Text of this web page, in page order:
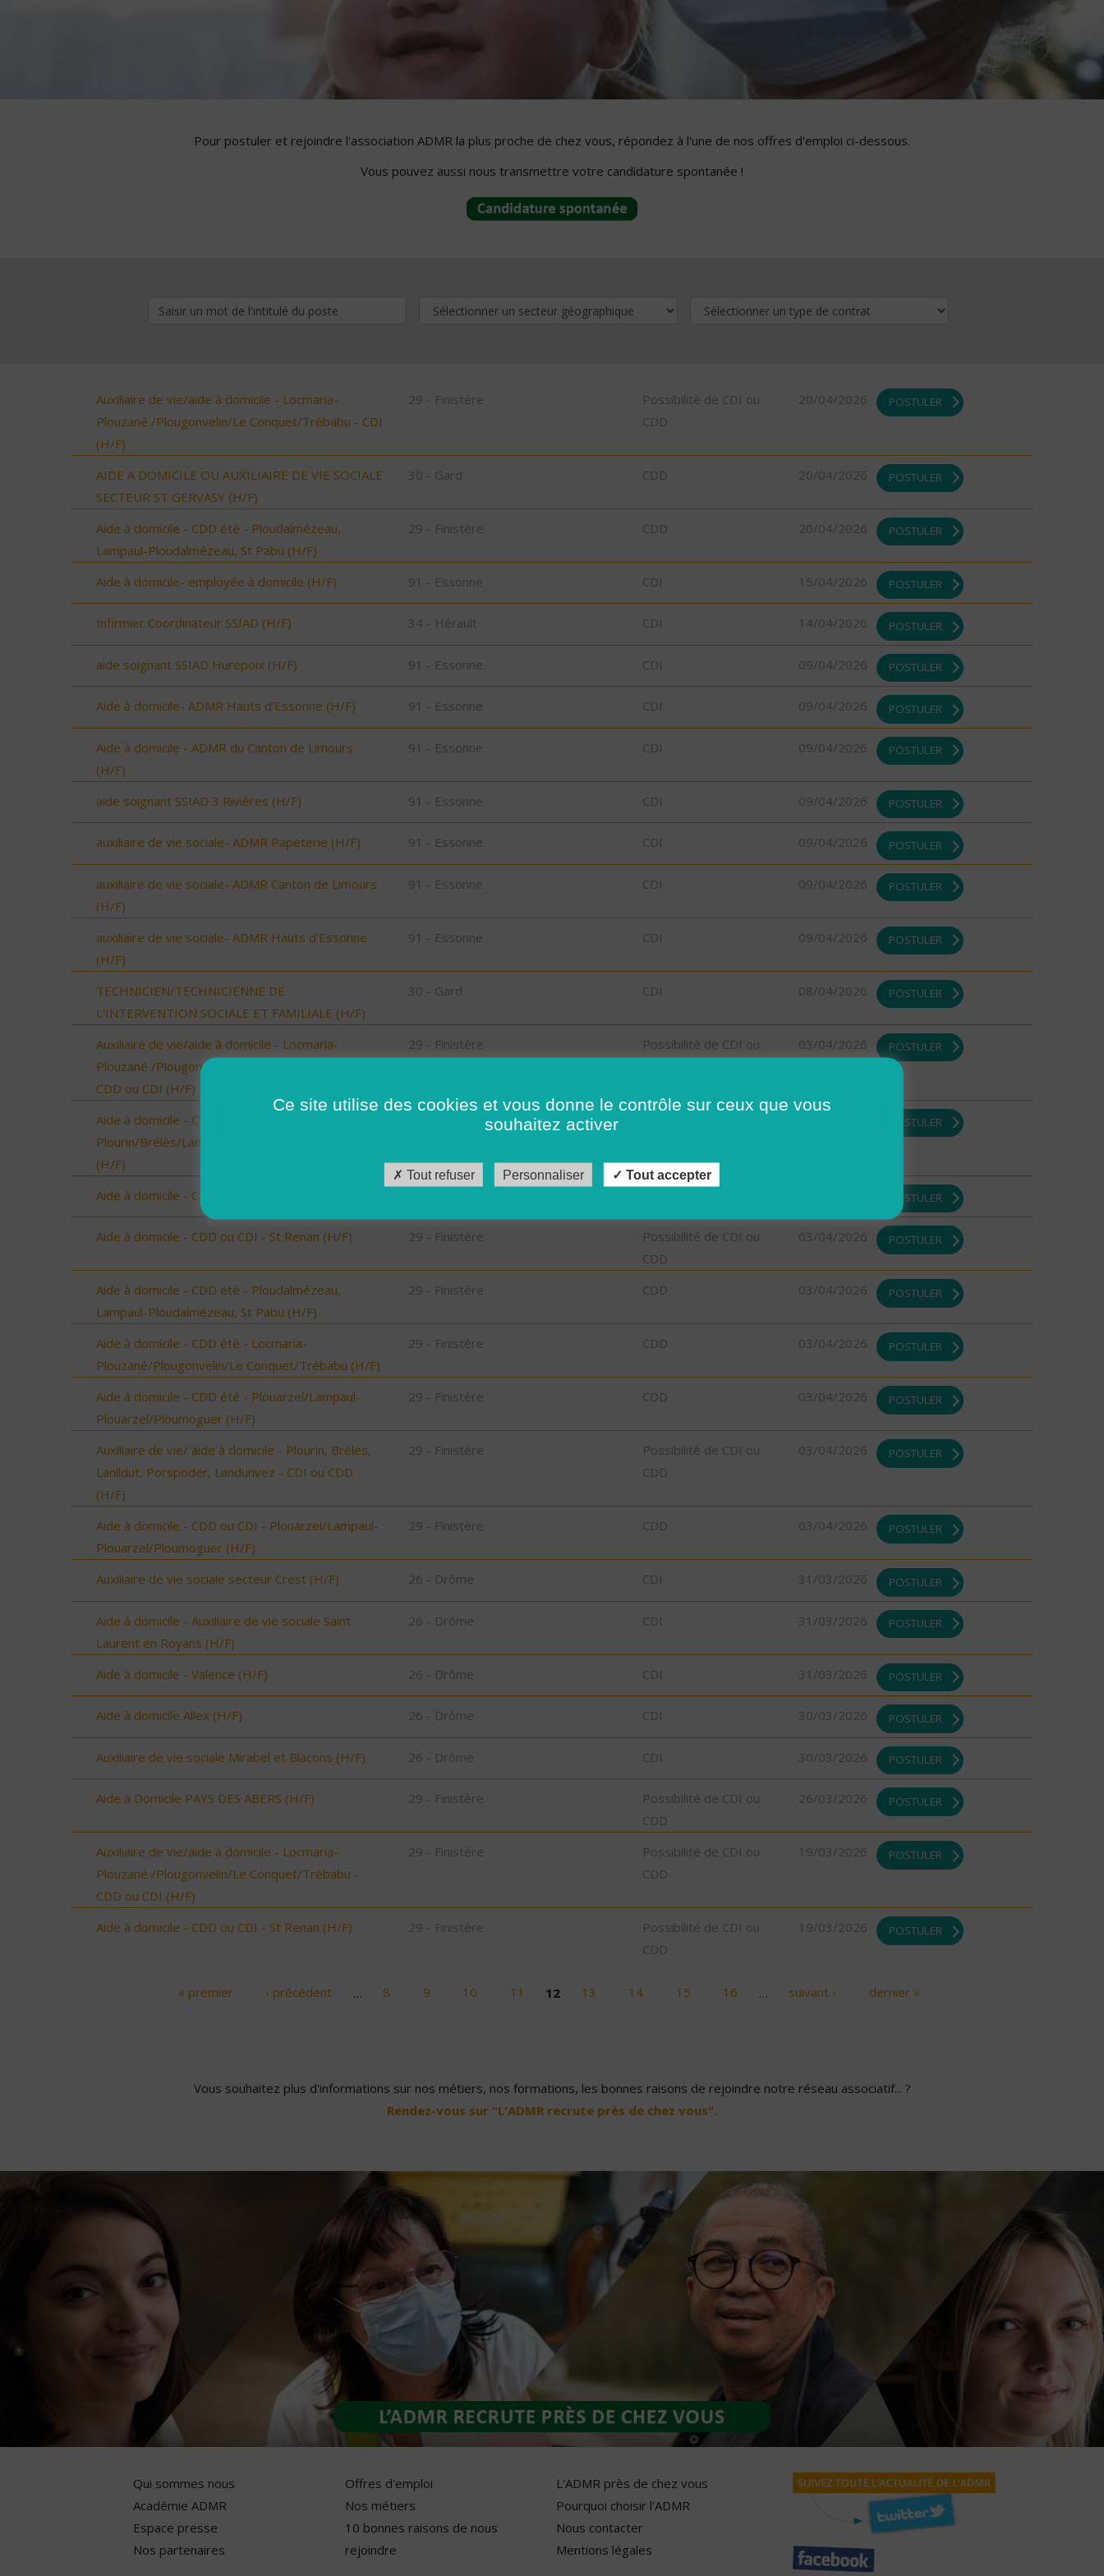
Pour postuler et rejoindre l'association ADMR la plus proche de chez vous, répondez à l'une de nos offres d'emploi ci-dessous.
Vous pouvez aussi nous transmettre votre candidature spontanée !
Auxiliaire de vie/aide à domicile - Locmaria-
Plouzané /Plougonvelin/Le Conquet/Trébabu - CDI
(H/F)
29 - Finistère
Possibilité de CDI ou
CDD
20/04/2026 POSTULER
AIDE A DOMICILE OU AUXILIAIRE DE VIE SOCIALE
SECTEUR ST GERVASY (H/F)
30 - Gard CDD 20/04/2026 POSTULER
Aide à domicile - CDD été - Ploudalmézeau,
Lampaul-Ploudalmézeau, St Pabu (H/F)
29 - Finistère CDD 20/04/2026 POSTULER
Aide à domicile- employée à domicile (H/F) 91 - Essonne CDI 15/04/2026 POSTULER
Infirmier Coordinateur SSIAD (H/F) 34 - Hérault CDI 14/04/2026 POSTULER
aide soignant SSIAD Hurepoix (H/F) 91 - Essonne CDI 09/04/2026 POSTULER
Aide à domicile- ADMR Hauts d'Essonne (H/F) 91 - Essonne CDI 09/04/2026 POSTULER
Aide à domicile - ADMR du Canton de Limours
(H/F)
91 - Essonne CDI 09/04/2026 POSTULER
aide soignant SSIAD 3 Rivières (H/F) 91 - Essonne CDI 09/04/2026 POSTULER
auxiliaire de vie sociale- ADMR Papeterie (H/F) 91 - Essonne CDI 09/04/2026 POSTULER
auxiliaire de vie sociale- ADMR Canton de Limours
(H/F)
91 - Essonne CDI 09/04/2026 POSTULER
auxiliaire de vie sociale- ADMR Hauts d'Essonne
(H/F)
91 - Essonne CDI 09/04/2026 POSTULER
TECHNICIEN/TECHNICIENNE DE
L'INTERVENTION SOCIALE ET FAMILIALE (H/F)
30 - Gard CDI 08/04/2026 POSTULER
Auxiliaire de vie/aide à domicile - Locmaria-
Plouzané /Plougonvelin/Le Conquet/Trébabu -
CDD ou CDI (H/F)
29 - Finistère
Possibilité de CDI ou
03/04/2026 POSTULER
Aide à domicile - CDD été -
Plourin/Brélès/Lanildut/Porspoder/Landunvez
(H/F)
POSTULER
Aide à domicile - CDD été - Saint-Renan (H/F) POSTULER
Aide à domicile - CDD ou CDI - St Renan (H/F) 29 - Finistère
Possibilité de CDI ou
CDD
03/04/2026 POSTULER
Aide à domicile - CDD été - Ploudalmézeau,
Lampaul-Ploudalmézeau, St Pabu (H/F)
29 - Finistère CDD 03/04/2026 POSTULER
Aide à domicile - CDD été - Locmaria-
Plouzané/Plougonvelin/Le Conquet/Trébabu (H/F)
29 - Finistère CDD 03/04/2026 POSTULER
Aide à domicile - CDD été - Plouarzel/Lampaul-
Plouarzel/Ploumoguer (H/F)
29 - Finistère CDD 03/04/2026 POSTULER
Auxiliaire de vie/ aide à domicile - Plourin, Brélès,
Lanildut, Porspoder, Landunvez - CDI ou CDD
(H/F)
29 - Finistère
Possibilité de CDI ou
CDD
03/04/2026 POSTULER
Aide à domicile - CDD ou CDI - Plouarzel/Lampaul-
Plouarzel/Ploumoguer (H/F)
29 - Finistère CDD 03/04/2026 POSTULER
Auxiliaire de vie sociale secteur Crest (H/F) 26 - Drôme CDI 31/03/2026 POSTULER
Aide à domicile - Auxiliaire de vie sociale Saint
Laurent en Royans (H/F)
26 - Drôme CDI 31/03/2026 POSTULER
Aide à domicile - Valence (H/F) 26 - Drôme CDI 31/03/2026 POSTULER
Aide à domicile Allex (H/F) 26 - Drôme CDI 30/03/2026 POSTULER
Auxiliaire de vie sociale Mirabel et Blacons (H/F) 26 - Drôme CDI 30/03/2026 POSTULER
Aide à Domicile PAYS DES ABERS (H/F) 29 - Finistère
Possibilité de CDI ou
CDD
26/03/2026 POSTULER
Auxiliaire de vie/aide à domicile - Locmaria-
Plouzané /Plougonvelin/Le Conquet/Trébabu -
CDD ou CDI (H/F)
29 - Finistère
Possibilité de CDI ou
CDD
19/03/2026 POSTULER
Aide à domicile - CDD ou CDI - St Renan (H/F) 29 - Finistère
Possibilité de CDI ou
CDD
19/03/2026 POSTULER
« premier ‹ précédent … 8 9 10 11 12 13 14 15 16 … suivant › dernier »
Vous souhaitez plus d'informations sur nos métiers, nos formations, les bonnes raisons de rejoindre notre réseau associatif... ?
Rendez-vous sur "L'ADMR recrute près de chez vous".
Qui sommes nous
Académie ADMR
Espace presse
Nos partenaires
Offres d'emploi
Nos métiers
10 bonnes raisons de nous
rejoindre
L'ADMR près de chez vous
Pourquoi choisir l'ADMR
Nous contacter
Mentions légales
Ce site utilise des cookies et vous donne le contrôle sur ceux que vous
souhaitez activer
Tout refuser Personnaliser Tout accepter